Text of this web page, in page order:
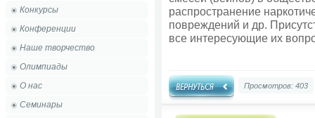
Конкурсы
Конференции
Наше творчество
Олимпиады
О нас
Семинары
распространение
повреждений и др.
все интересующие их
Просмотров: 403